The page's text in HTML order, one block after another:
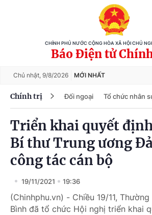
CHÍNH PHỦ NƯỚC CỘNG HÒA XÃ HỘI CHỦ
Báo Điện tử
Chủ nhật, 9/8/2026 MỚI NHẤT
Chính trị Đối ngoại Tổ chức nhân
Triển khai quyết
Bí thư Trung ương
công tác cán bộ
19/11/2021 19:36
(Chinhphu.vn) - Chiều 19/11,
Bình đã tổ chức Hội nghị triển khai